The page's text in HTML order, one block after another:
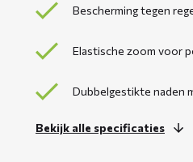
Bescherming tegen
Elastische zoom voor
Dubbelgestikte naden
Bekijk alle specificaties